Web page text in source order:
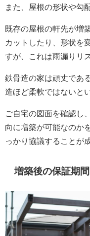
また、屋根の形状や勾
既存の屋根の軒先が増
カットしたり、形状を
すが、これは雨漏りリ
鉄骨造の家は頑丈であ
造ほど柔軟ではないと
ご自宅の図面を確認し
向に増築が可能なのか
っかり協議することが
増築後の保証期